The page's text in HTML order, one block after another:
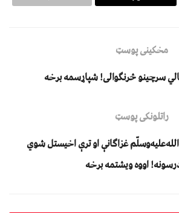
مخکینی پوسټ
سرچینو څرنګوالی! شپاړسمه برخه
راتلونکی پوسټ
غزاګانې او ترې اخیستل شوي
اووه ویشتمه برخه